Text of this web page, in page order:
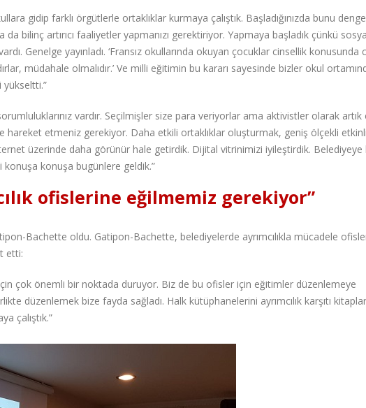
gidip farklı örgütlerle ortaklıklar kurmaya çalıştık. Başladığınızda bunu
bilinç artırıcı faaliyetler yapmanızı gerektiriyor. Yapmaya başladık çünkü
Genelge yayınladı. ‘Fransız okullarında okuyan çocuklar cinsellik konusunda
müdahale olmalıdır.’ Ve milli eğitimin bu kararı sayesinde bizler okul
yükseltti.”
vardır. Seçilmişler size para veriyorlar ama aktivistler olarak
hareket etmeniz gerekiyor. Daha etkili ortaklıklar oluşturmak, geniş ölçekli
üzerinde daha görünür hale getirdik. Dijital vitrinimizi iyileştirdik. Belediyeye
konuşa bugünlere geldik.”
ofislerine eğilmemiz gerekiyor”
Bachette oldu. Gatipon-Bachette, belediyelerde ayrımcılıkla mücadele
etti:
için çok önemli bir noktada duruyor. Biz de bu ofisler için eğitimler düzenlemeye
düzenlemek bize fayda sağladı. Halk kütüphanelerini ayrımcılık karşıtı
çalıştık.”